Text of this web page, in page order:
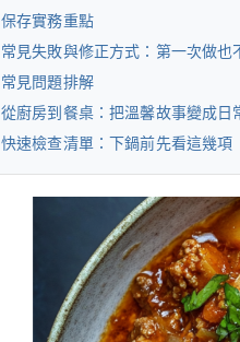
保存實務重點
常見失敗與修正方式：第一次做也
常見問題排解
從廚房到餐桌：把溫馨故事變成日
快速檢查清單：下鍋前先看這幾項